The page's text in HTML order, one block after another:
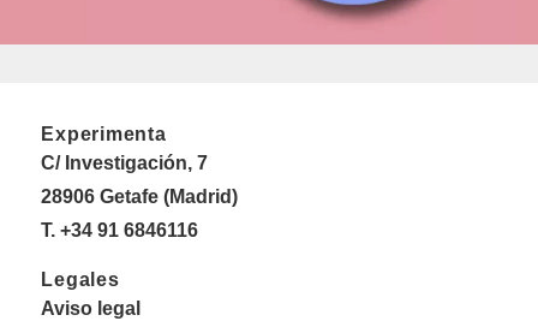
Experimenta
C/ Investigación, 7
28906 Getafe (Madrid)
T. +34 91 6846116
Legales
Aviso legal